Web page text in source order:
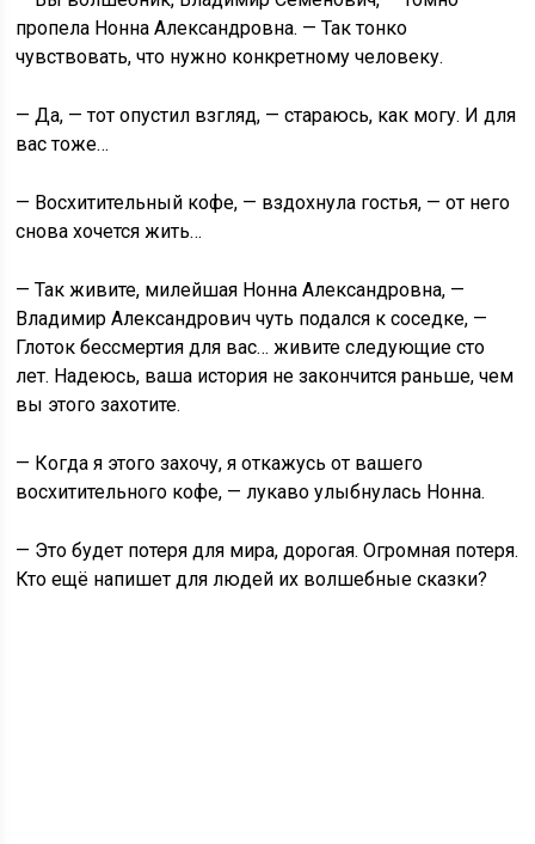
пропела Нонна Александровна. — Так тонко
чувствовать, что нужно конкретному человеку.
— Да, — тот опустил взгляд, — стараюсь, как могу. И для
вас тоже…
— Восхитительный кофе, — вздохнула гостья, — от него
снова хочется жить…
— Так живите, милейшая Нонна Александровна, —
Владимир Александрович чуть подался к соседке, —
Глоток бессмертия для вас… живите следующие сто
лет. Надеюсь, ваша история не закончится раньше, чем
вы этого захотите.
— Когда я этого захочу, я откажусь от вашего
восхитительного кофе, — лукаво улыбнулась Нонна.
— Это будет потеря для мира, дорогая. Огромная потеря.
Кто ещё напишет для людей их волшебные сказки?